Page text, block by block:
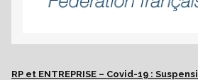
RP et ENTREPRISE – Covid-19 :